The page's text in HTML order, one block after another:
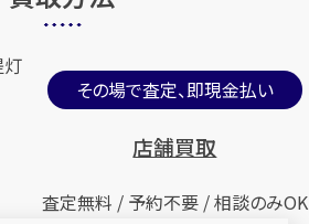
その場で査定、即現金払い
店舗買取
査定無料 / 予約不要 / 相談のみOK